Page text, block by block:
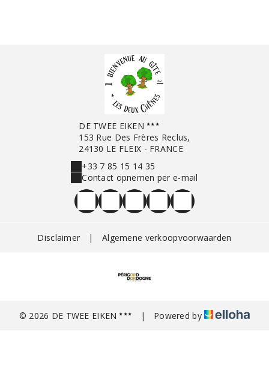
DE TWEE EIKEN
153 Rue Des Frères Reclus,
24130 LE FLEIX - FRANCE
+33 7 85 15 14 35
Contact opnemen per e-mail
Disclaimer | Algemene verkoopvoorwaarden
© 2026 DE TWEE EIKEN | Powered by